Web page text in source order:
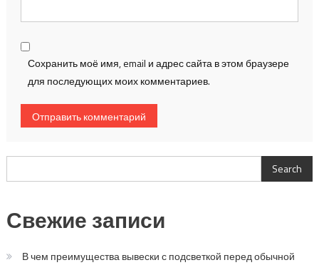
Сохранить моё имя, email и адрес сайта в этом браузере
для последующих моих комментариев.
Search
Свежие записи
В чем преимущества вывески с подсветкой перед обычной